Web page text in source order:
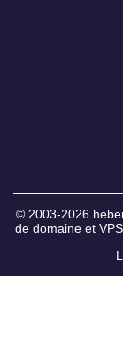
© 2003-2026
de domaine et